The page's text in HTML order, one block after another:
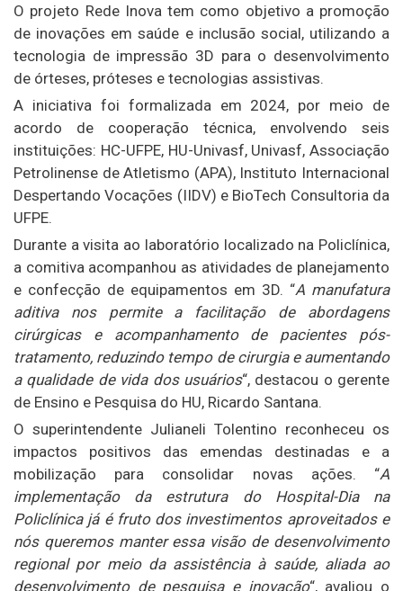
O projeto Rede Inova tem como objetivo a promoção
de inovações em saúde e inclusão social, utilizando a
tecnologia de impressão 3D para o desenvolvimento
de órteses, próteses e tecnologias assistivas.
A iniciativa foi formalizada em 2024, por meio de
acordo de cooperação técnica, envolvendo seis
instituições: HC-UFPE, HU-Univasf, Univasf, Associação
Petrolinense de Atletismo (APA), Instituto Internacional
Despertando Vocações (IIDV) e BioTech Consultoria da
UFPE.
Durante a visita ao laboratório localizado na Policlínica,
a comitiva acompanhou as atividades de planejamento
e confecção de equipamentos em 3D. “A manufatura
aditiva nos permite a facilitação de abordagens
cirúrgicas e acompanhamento de pacientes pós-
tratamento, reduzindo tempo de cirurgia e aumentando
a qualidade de vida dos usuários“, destacou o gerente
de Ensino e Pesquisa do HU, Ricardo Santana.
O superintendente Julianeli Tolentino reconheceu os
impactos positivos das emendas destinadas e a
mobilização para consolidar novas ações. “A
implementação da estrutura do Hospital-Dia na
Policlínica já é fruto dos investimentos aproveitados e
nós queremos manter essa visão de desenvolvimento
regional por meio da assistência à saúde, aliada ao
desenvolvimento de pesquisa e inovação“, avaliou o